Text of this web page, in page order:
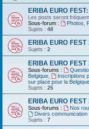
ERIBA EURO
Les posts seront
Sous-forum :
Photos,
Sujets : 48
ERIBA EURO FEST
Sujets : 2
ERIBA EURO FEST
Sous-forums :
Belgique
Inscriptions
sur place pour la Belgique
Sujets : 25
ERIBA EURO FEST
Sous-forums : Nos
Divers
Sujets : 7